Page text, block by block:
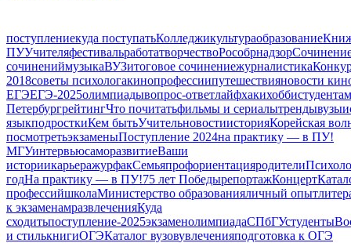
поступлениекуда поступатьКолледжикультураобразование
ПУУчителяфестивальработатворчествоРособрнадзор
сочинениймузыкаВУЗитоговое сочинениежурналистика
2018советы психологакинопрофессиипутешествияновости
ЕГЭЕГЭ-2025олимпиадывопрос-ответлайфхакихоббистудентам
ПетербургрейтингЧто почитатьфильмы и сериалытрендывузы
языкподросткиКем бытьУчительновостиисторияКорейская
посмотретьэкзаменыПоступление 2024на практику — в ПУ!
МГУинтервьюсаморазвитиеВаши
историикарьеражурфакСемьяпрофориентацияродители
годНа практику — в ПУ!75 лет ПобедырепортажКонцерт
профессийшколаМинистерство образованияличный опыт
к экзаменамразвлеченияКуда
сходитьпоступление-2025экзаменолимпиадаСПбГУстуденты
и стилькнигиОГЭКаталог вузовувлеченияподготовка к ОГЭ